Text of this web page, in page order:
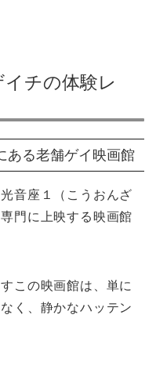
チの体験レ
ある老舗ゲイ映画館
音座１（こうおんざ
門に上映する映画館
この映画館は、単に
く、静かなハッテン